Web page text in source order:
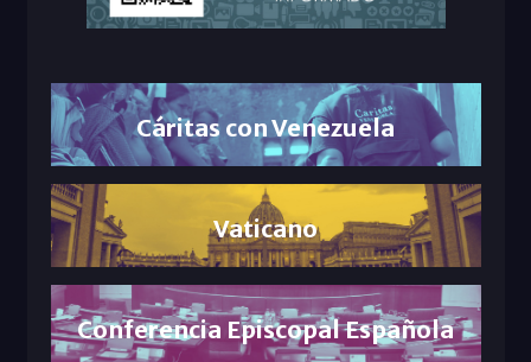
Cáritas con Venezuela
Vaticano
Conferencia Episcopal Española